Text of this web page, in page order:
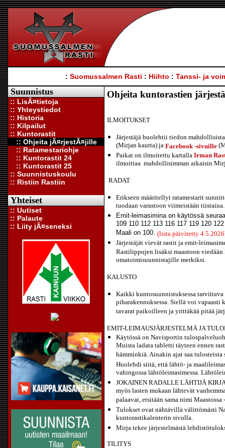
: Suomussalmen Rasti : Hiihto : Tanssi- ja
Suunnistus
:: LisÃ¤tietoja
:: Yhteystiedot
:: Historia
:: Kilpailut
:: Kuntorastit
:: Ohjeita jÃ¤rjestÃ¤jille
:: Ratamestariohje
:: Kuntorastit 24
:: Kuntorastit 25
:: Suunnistuskoulu
:: Ristiin Rastiin
Yhteiset
:: Uutiset
:: Palaute
:: Liity jÃ¤seneksi
Ohjeita kuntorastien
ILMOITUKSET
Järjestäjä huolehtii tiedon
(Mirjan kautta) ja Facebook -sivuille
Paikat on ilmoitettu kartalla Irman
ilmoittaa mahdollisimman aikaisin
RADAT
Erikseen määritellyt ratamestarit
tuodaan varastoon viimeistään tiistaina.
Emit-leimasimina on käytössä
109 110 112 113 116 117 119 120
Maali on 100. (lista päivitetty
Järjestäjät vievät rastit ja emit-
Rastilippujen lisäksi maastoon
omatoimisuunnistajille merkiksi.
KALUSTO
Kaikki kuntosuunnistuksessa
piharakennuksessa. Siellä voi
tavarat paikoilleen ja yrittäkää pitää
EMIT-LEIMAUSJÄRJESTELMÄ JA
Käytössä on Navisportin
Muista ladata tabletti täyteen ennen
hämminkiä. Ainakin ajat saa
Huolehdi siitä, että lähtö- ja
vahingossa lähtöleimasimessa.
JOKAINEN RADALLE LÄHTIJÄ
myös lasten mukaan lähtevät
palaavat, etsitään sama nimi
Tulokset ovat nähtävillä välittömästi
kuntorastikalenterin sivulla.
Mirja tekee järjestelmästä
TILITYS